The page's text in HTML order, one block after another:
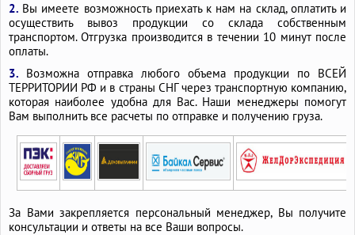
2. Вы имеете возможность приехать к нам на склад, оплатить и
осуществить вывоз продукции со склада собственным
транспортом. Отгрузка производится в течении 10 минут после
оплаты.
3. Возможна отправка любого объема продукции по ВСЕЙ
ТЕРРИТОРИИ РФ и в страны СНГ через транспортную компанию,
которая наиболее удобна для Вас. Наши менеджеры помогут
Вам выполнить все расчеты по отправке и получению груза.
За Вами закрепляется персональный менеджер, Вы получите
консультации и ответы на все Ваши вопросы.